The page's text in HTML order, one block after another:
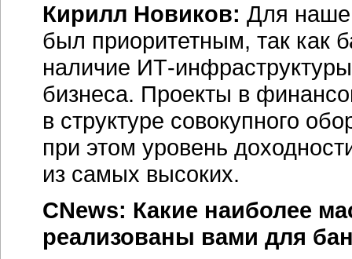
Кирилл Новиков: Для
был приоритетным, так как
наличие ИТ-инфраструктуры
бизнеса. Проекты в
в структуре совокупного
при этом уровень
из самых высоких.
CNews: Какие наиболее
реализованы вами для